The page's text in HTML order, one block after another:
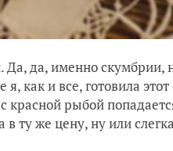
да, именно скумбрии,
как и все, готовила
красной рыбой
ту же цену, ну или